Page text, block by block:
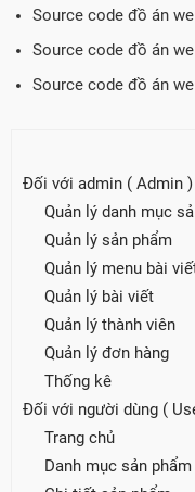
Source code đồ án
Source code đồ án
Source code đồ án
Đối với admin ( Admin )
Quản lý danh mục
Quản lý sản phẩm
Quản lý menu bài
Quản lý bài viết
Quản lý thành viên
Quản lý đơn hàng
Thống kê
Đối với người dùng (
Trang chủ
Danh mục sản phẩm